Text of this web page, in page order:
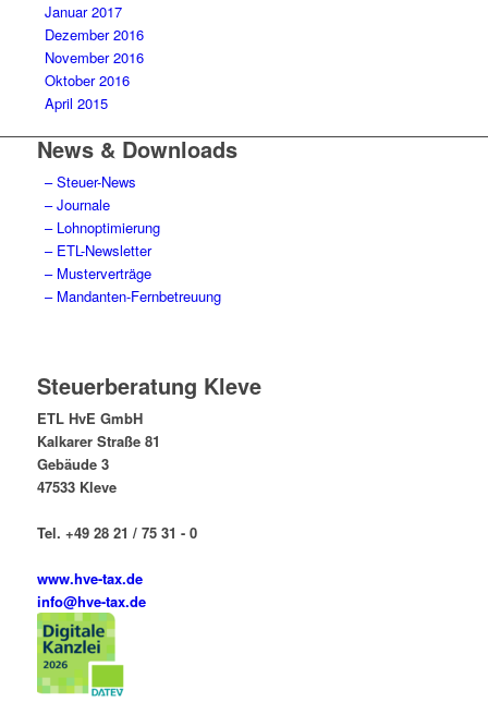
Januar 2017
Dezember 2016
November 2016
Oktober 2016
April 2015
News & Downloads
– Steuer-News
– Journale
– Lohnoptimierung
– ETL-Newsletter
– Musterverträge
– Mandanten-Fernbetreuung
Steuerberatung Kleve
ETL HvE GmbH
Kalkarer Straße 81
Gebäude 3
47533 Kleve
Tel. +49 28 21 / 75 31 - 0
www.hve-tax.de
info@hve-tax.de